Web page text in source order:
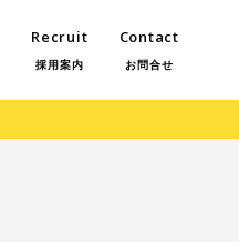
Recruit
採用案内
Contact
お問合せ